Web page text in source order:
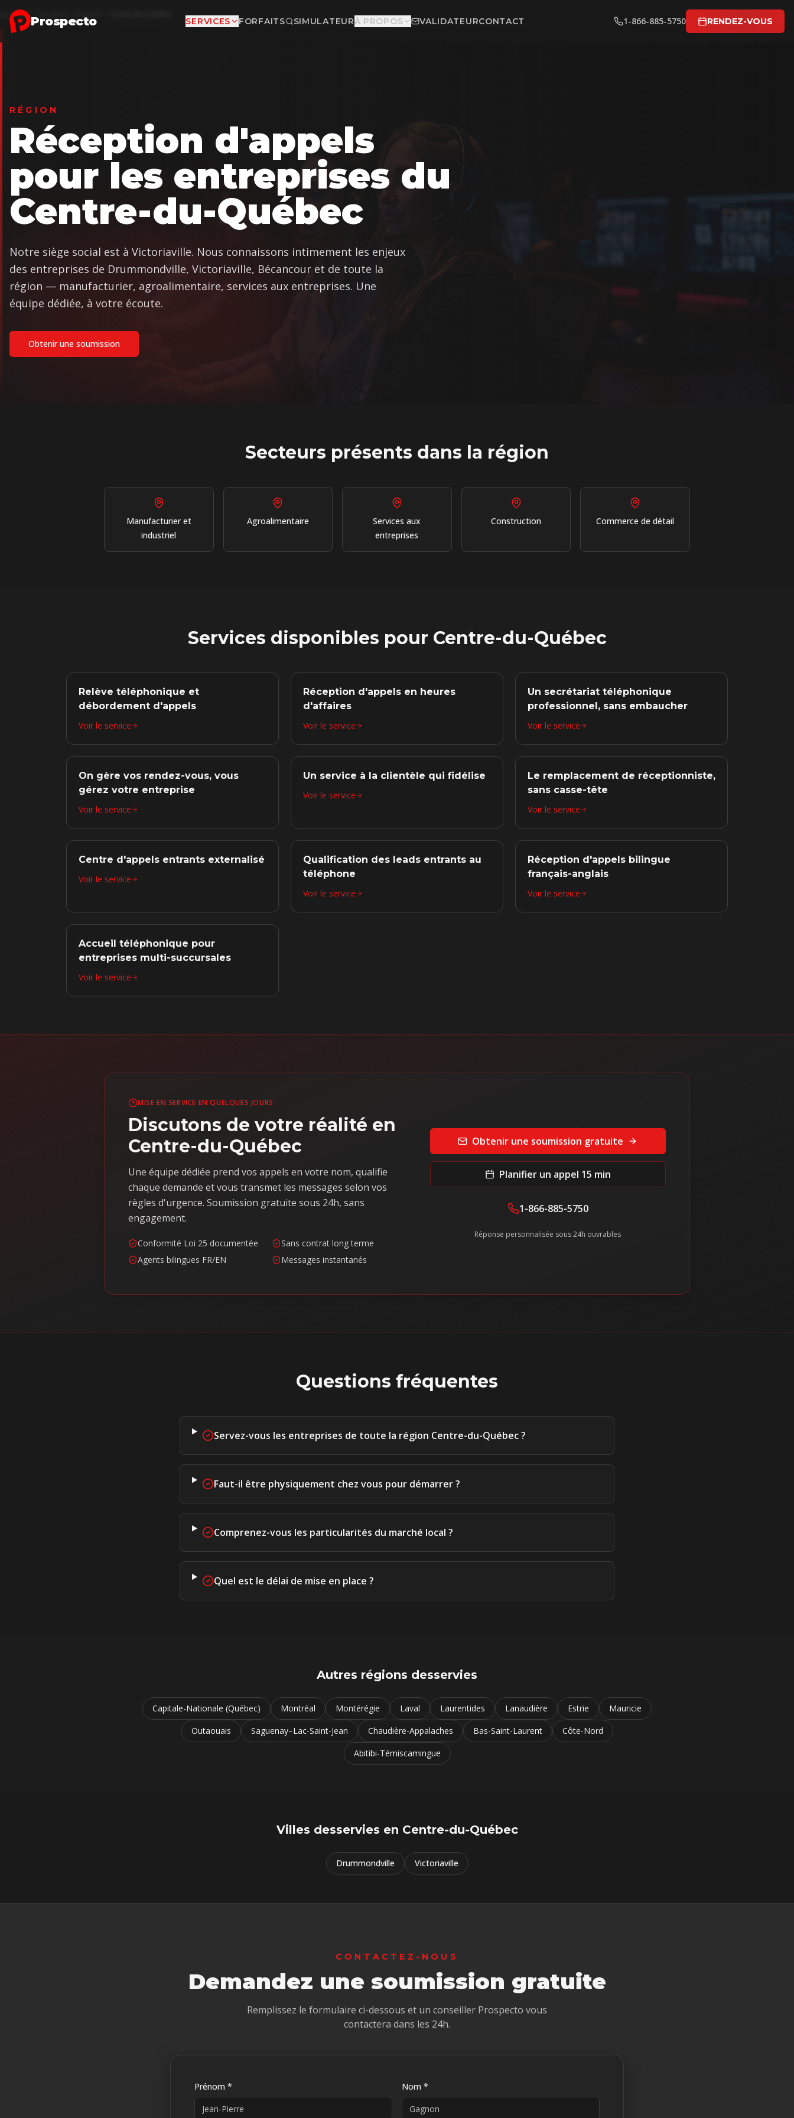
Aller au contenu principal
Prospecto SERVICES FORFAITS SIMULATEURÀ PROPOS VALIDATEURCONTACT 1-866-885-5750 RENDEZ-VOUS
Accueil
RÉGION
Réception d'appels
pour les entreprises du
Centre-du-Québec
Notre siège social est à Victoriaville. Nous connaissons intimement les enjeux
des entreprises de Drummondville, Victoriaville, Bécancour et de toute la
région — manufacturier, agroalimentaire, services aux entreprises. Une
équipe dédiée, à votre écoute.
Obtenir une soumission
Secteurs présents dans la région
Manufacturier et
industriel
Agroalimentaire
Services aux
entreprises
Construction Commerce de détail
Services disponibles pour Centre-du-Québec
Relève téléphonique et
débordement d'appels
Voir le service
Réception d'appels en heures
d'affaires
Voir le service
Un secrétariat téléphonique
professionnel, sans embaucher
Voir le service
On gère vos rendez-vous, vous
gérez votre entreprise
Voir le service
Un service à la clientèle qui fidélise
Voir le service
Le remplacement de réceptionniste,
sans casse-tête
Voir le service
Centre d'appels entrants externalisé
Voir le service
Qualification des leads entrants au
téléphone
Voir le service
Réception d'appels bilingue
français-anglais
Voir le service
Accueil téléphonique pour
entreprises multi-succursales
Voir le service
MISE EN SERVICE EN QUELQUES JOURS
Discutons de votre réalité en
Centre-du-Québec
Une équipe dédiée prend vos appels en votre nom, qualifie
chaque demande et vous transmet les messages selon vos
règles d'urgence. Soumission gratuite sous 24h, sans
engagement.
Conformité Loi 25 documentée
Sans contrat long terme
Agents bilingues FR/EN
Messages instantanés
Obtenir une soumission gratuite
Planifier un appel 15 min
1-866-885-5750
Réponse personnalisée sous 24h ouvrables
Questions fréquentes
Servez-vous les entreprises de toute la région Centre-du-Québec ?
Faut-il être physiquement chez vous pour démarrer ?
Comprenez-vous les particularités du marché local ?
Quel est le délai de mise en place ?
Autres régions desservies
Capitale-Nationale (Québec) Montréal Montérégie Laval Laurentides Lanaudière Estrie
Mauricie
Outaouais
Saguenay–Lac-Saint-Jean Chaudière-Appalaches Bas-Saint-Laurent
Côte-Nord
Abitibi-Témiscamingue
Villes desservies en Centre-du-Québec
Drummondville Victoriaville
CONTACTEZ-NOUS
Demandez une soumission gratuite
Remplissez le formulaire ci-dessous et un conseiller Prospecto vous
contactera dans les 24h.
Prénom * Nom *